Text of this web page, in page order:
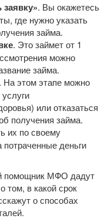
. Вы окажетесь
где нужно указать
займа.
. Это займет от 1
можно
займа.
. На этом этапе можно
или отказаться
получения займа.
их по своему
деньги
помощник МФО дадут
в какой срок
о способах